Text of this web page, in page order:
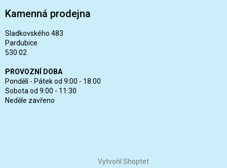
Kamenná prodejna
Sladkovského 483
Pardubice
530 02
PROVOZNÍ DOBA
Pondělí - Pátek od 9:00 - 18:00
Sobota od 9:00 - 11:30
Neděle zavřeno
Vytvořil Shoptet